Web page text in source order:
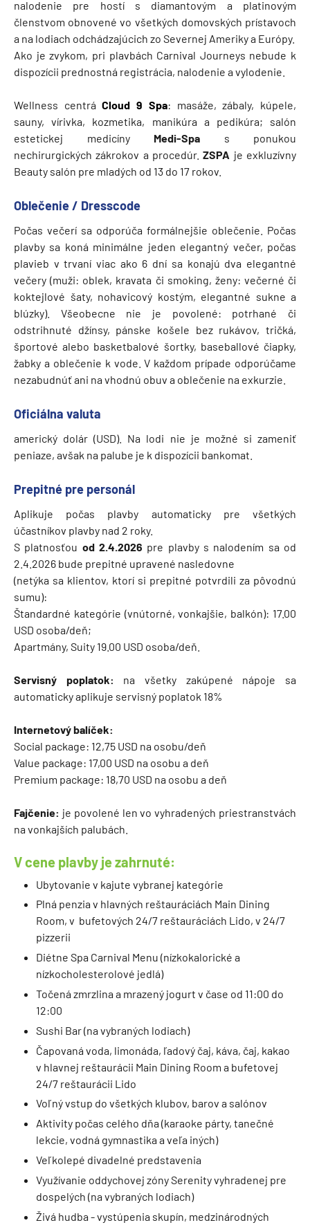
nalodenie pre hostí s diamantovým a platinovým
členstvom obnovené vo všetkých domovských prístavoch
a na lodiach odchádzajúcich zo Severnej Ameriky a Európy.
Ako je zvykom, pri plavbách Carnival Journeys nebude k
dispozícii prednostná registrácia, nalodenie a vylodenie.
Wellness centráCloud 9 Spa: masáže, zábaly, kúpele,
sauny, vírivka, kozmetika, manikúra a pedikúra; salón
estetickej medicíny Medi-Spa s ponukou
nechirurgických zákrokov a procedúr.ZSPA je exkluzívny
Beauty salón pre mladých od 13 do 17 rokov.
Oblečenie / Dresscode
Počas večerí sa odporúča formálnejšie oblečenie. Počas
plavby sa koná minimálne jeden elegantný večer, počas
plavieb v trvaní viac ako 6 dní sa konajú dva elegantné
večery (muži: oblek, kravata či smoking, ženy: večerné či
koktejlové šaty, nohavicový kostým, elegantné sukne a
blúzky). Všeobecne nie je povolené: potrhané či
odstrihnuté džínsy, pánske košele bez rukávov, tričká,
športové alebo basketbalové šortky, baseballové čiapky,
žabky a oblečenie k vode. V každom prípade odporúčame
nezabudnúť ani na vhodnú obuv a oblečenie na exkurzie.
Oficiálna valuta
americký dolár (USD). Na lodi nie je možné si zameniť
peniaze, avšak na palube je k dispozícii bankomat.
Prepitné pre personál
Aplikuje počas plavby automaticky pre všetkých
účastníkov plavby nad 2 roky.
S platnosťou od 2.4.2026 pre plavby s nalodením sa od
2.4.2026 bude prepitné upravené nasledovne
(netýka sa klientov, ktorí si prepitné potvrdili za pôvodnú
sumu):
Štandardné kategórie (vnútorné, vonkajšie, balkón): 17.00
USD osoba/deň;
Apartmány, Suity 19.00 USD osoba/deň.
Servisný poplatok: na všetky zakúpené nápoje sa
automaticky aplikuje servisný poplatok 18%
Internetový balíček:
Social package: 12,75 USD na osobu/deň
Value package: 17,00 USD na osobu a deň
Premium package: 18,70 USD na osobu a deň
Fajčenie: je povolené len vo vyhradených priestranstvách
na vonkajších palubách.
V cene plavby je zahrnuté:
Ubytovanie v kajute vybranej kategórie
Plná penzia v hlavných reštauráciách Main Dining
Room, v bufetových 24/7 reštauráciách Lido, v 24/7
pizzerii
Diétne Spa Carnival Menu (nízkokalorické a
nízkocholesterolové jedlá)
Točená zmrzlina a mrazený jogurt v čase od 11:00 do
12:00
Sushi Bar (na vybraných lodiach)
Čapovaná voda, limonáda, ľadový čaj, káva, čaj, kakao
v hlavnej reštaurácii Main Dining Room a bufetovej
24/7 reštaurácii Lido
Voľný vstup do všetkých klubov, barov a salónov
Aktivity počas celého dňa (karaoke párty, tanečné
lekcie, vodná gymnastika a veľa iných)
Veľkolepé divadelné predstavenia
Využívanie oddychovej zóny Serenity vyhradenej pre
dospelých (na vybraných lodiach)
Živá hudba - vystúpenia skupín, medzinárodných